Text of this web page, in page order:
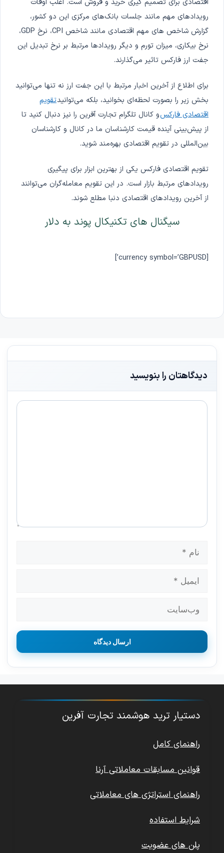
رویدادهای مهم مانند جلسات بانک‌های مرکزی این دو کشور،
گزارش شاخص های مهم اقتصادی مانند شاخص CPI، نرخ GDP،
نرخ بیکاری، میزان تورم و دیگر رویدادها مرتبط بر نرخ تبدیل این
جفت ارز فارکس تاثیر می‌گذارند.
برای اطلاع از آخرین اخبار مرتبط با این جفت ارز نه تنها می‌توانید
بخش زیر را بصورت لحظه‌ای بخوانید، بلکه می‌توانیدتقویم
اقتصادی فارکسو کانال تلگرام تجارت آفرین را نیز دنبال کنید تا
از پیش‌بینی آینده قیمت کارشناسان ما در کانال و کارشناسان
بین‌المللی در تقویم اقتصادی بهره‌مند شوید.
تقویم اقتصادی فارکس یکی از بهترین ابزار برای پیگیری
رویدادهای مرتبط بازار است. در این تقویم معامله‌گران می‌توانند
از آخرین رویدادهای اقتصادی دنبا مطلع شوند.
سیگنال های تکنیکال پوند به دلار
[currency symbol=’GBPUSD’]
دیدگاهتان را بنویسید
دیدگاه
ایمیل
وب‌سایت
دستیار ترید هوشمند تجارت آفرین
راهنمای کامل
قوانین مسابقات معاملاتی آرنا
راهنمای استراتژی های معاملاتی
شرایط استفاده
پلن های عضویت